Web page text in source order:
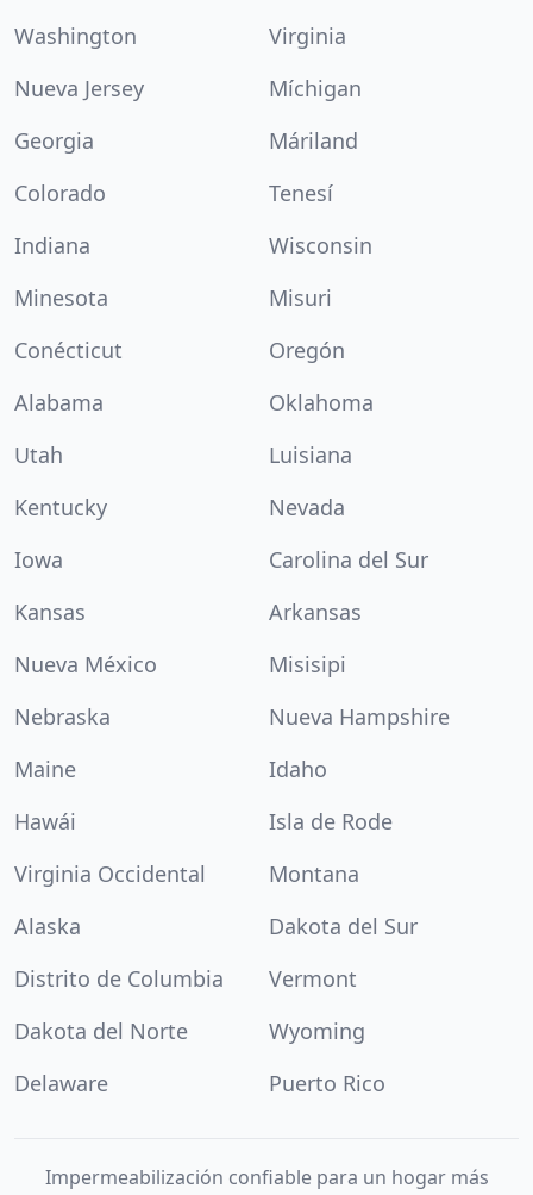
Washington
Virginia
Nueva Jersey
Míchigan
Georgia
Máriland
Colorado
Tenesí
Indiana
Wisconsin
Minesota
Misuri
Conécticut
Oregón
Alabama
Oklahoma
Utah
Luisiana
Kentucky
Nevada
Iowa
Carolina del Sur
Kansas
Arkansas
Nueva México
Misisipi
Nebraska
Nueva Hampshire
Maine
Idaho
Hawái
Isla de Rode
Virginia Occidental
Montana
Alaska
Dakota del Sur
Distrito de Columbia
Vermont
Dakota del Norte
Wyoming
Delaware
Puerto Rico
Impermeabilización confiable para un hogar más